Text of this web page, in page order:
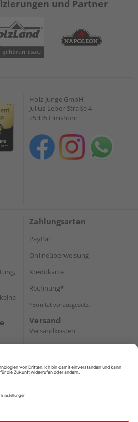
und Partner
Holz-Junge GmbH
Julius-Leber-Straße 4
25335 Elmshorn
Zahlungsarten
PayPal
Onlineüberweisung
Kreditkarte
Rechnung*
*Bonität vorausgesetzt
Versand
Versandkosten